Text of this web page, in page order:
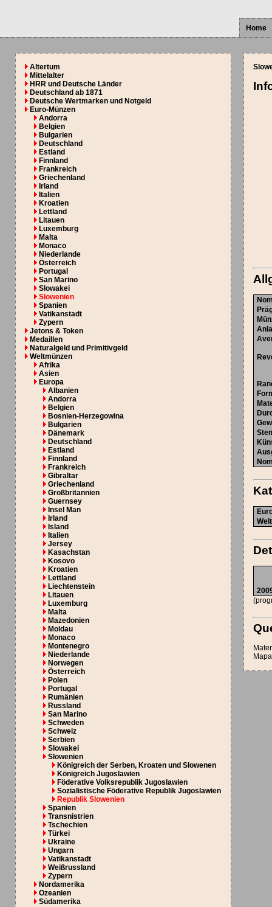
Home
Altertum
Mittelalter
HRR und Deutsche Länder
Deutschland ab 1871
Deutsche Wertmarken und Notgeld
Euro-Münzen
Andorra
Belgien
Bulgarien
Deutschland
Estland
Finnland
Frankreich
Griechenland
Irland
Italien
Kroatien
Lettland
Litauen
Luxemburg
Malta
Monaco
Niederlande
Österreich
Portugal
San Marino
Slowakei
Slowenien
Spanien
Vatikanstadt
Zypern
Jetons & Token
Medaillen
Naturalgeld und Primitivgeld
Weltmünzen
Afrika
Asien
Europa
Albanien
Andorra
Belgien
Bosnien-Herzegowina
Bulgarien
Dänemark
Deutschland
Estland
Finnland
Frankreich
Gibraltar
Griechenland
Großbritannien
Guernsey
Insel Man
Irland
Island
Italien
Jersey
Kasachstan
Kosovo
Kroatien
Lettland
Liechtenstein
Litauen
Luxemburg
Malta
Mazedonien
Moldau
Monaco
Montenegro
Niederlande
Norwegen
Österreich
Polen
Portugal
Rumänien
Russland
San Marino
Schweden
Schweiz
Serbien
Slowakei
Slowenien
Königreich der Serben, Kroaten und Slowenen
Königreich Jugoslawien
Föderative Volksrepublik Jugoslawien
Sozialistische Föderative Republik Jugoslawien
Republik Slowenien
Spanien
Transnistrien
Tschechien
Türkei
Ukraine
Ungarn
Vatikanstadt
Weißrussland
Zypern
Nordamerika
Ozeanien
Südamerika